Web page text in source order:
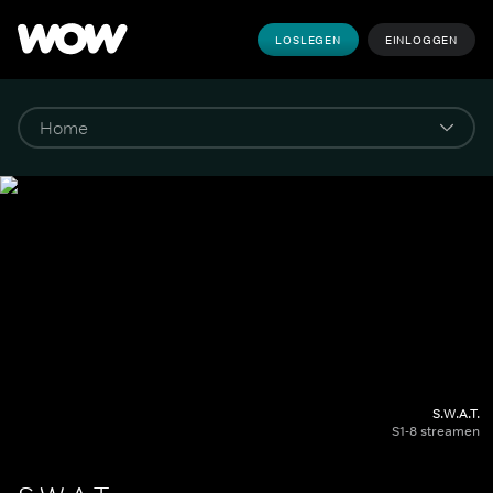
LOSLEGEN EINLOGGEN
S.W.A.T.
S1-8 streamen